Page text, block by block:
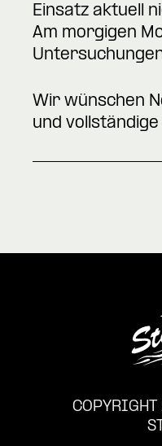
Einsatz aktuell
Am morgigen
Wir wünschen
und vollständige